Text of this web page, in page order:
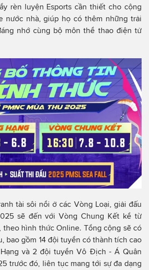
rèn luyện Esports cần thiết cho cộng
nước nhà, giúp họ có thêm những trải
nhớ cùng bộ môn thể thao điện tử
tài sôi nổi ở các Vòng Loại, giải đấu
sẽ đến với Vòng Chung Kết kể từ
theo hình thức Online. Tổng cộng sẽ có
bao gồm 14 đội tuyển có thành tích cao
và 2 đội tuyển Vô Địch - Á Quân
trước đó, liên tục mang tới sự đa dạng